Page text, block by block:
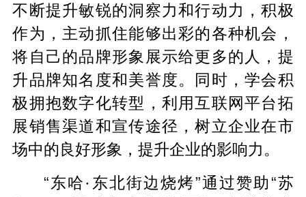
不断提升敏锐的洞察力和行动力，积极
作为，主动抓住能够出彩的各种机会，
将自己的品牌形象展示给更多的人，提
升品牌知名度和美誉度。同时，学会积
极拥抱数字化转型，利用互联网平台拓
展销售渠道和宣传途径，树立企业在市
场中的良好形象，提升企业的影响力。
“东哈·东北街边烧烤”通过赞助“苏